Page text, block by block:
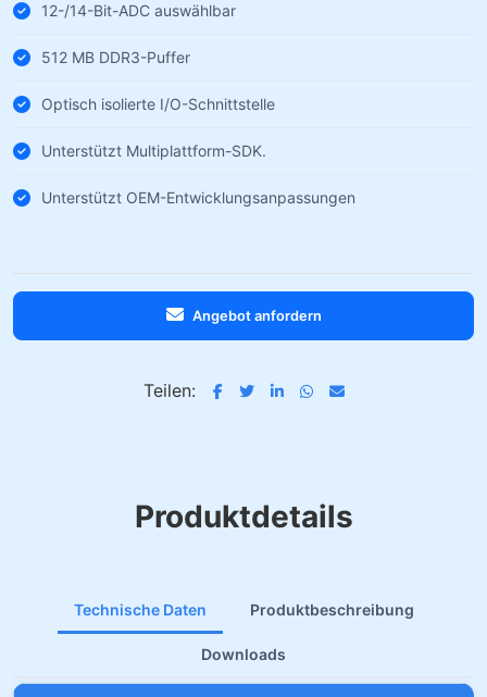
12-/14-Bit-ADC auswählbar
512 MB DDR3-Puffer
Optisch isolierte I/O-Schnittstelle
Unterstützt Multiplattform-SDK.
Unterstützt OEM-Entwicklungsanpassungen
Angebot anfordern
Teilen:
Produktdetails
Technische Daten Produktbeschreibung
Downloads